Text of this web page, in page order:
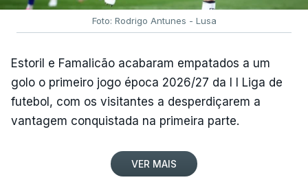
Foto: Rodrigo Antunes - Lusa
Estoril e Famalicão acabaram empatados a um
golo o primeiro jogo época 2026/27 da I I Liga de
futebol, com os visitantes a desperdiçarem a
vantagem conquistada na primeira parte.
VER MAIS